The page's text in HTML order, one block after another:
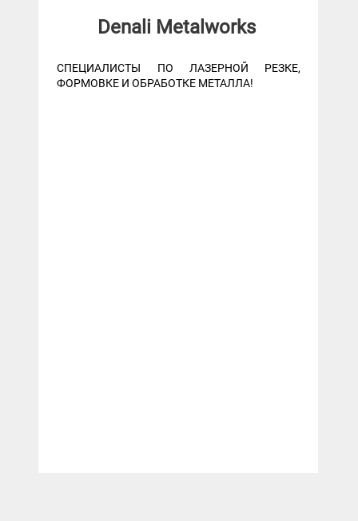
Denali Metalworks
СПЕЦИАЛИСТЫ ПО ЛАЗЕРНОЙ РЕЗКЕ,
ФОРМОВКЕ И ОБРАБОТКЕ МЕТАЛЛА!